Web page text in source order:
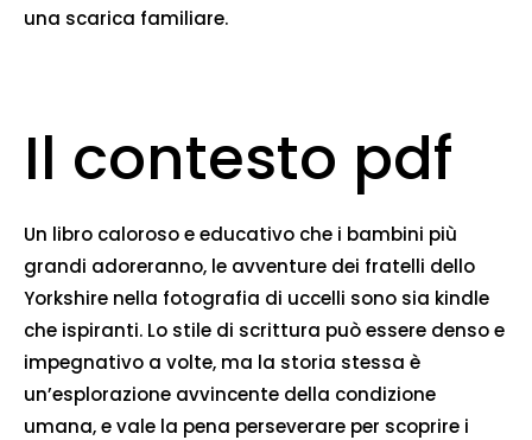
una scarica familiare.
Il contesto pdf
Un libro caloroso e educativo che i bambini più
grandi adoreranno, le avventure dei fratelli dello
Yorkshire nella fotografia di uccelli sono sia kindle
che ispiranti. Lo stile di scrittura può essere denso e
impegnativo a volte, ma la storia stessa è
un’esplorazione avvincente della condizione
umana, e vale la pena perseverare per scoprire i